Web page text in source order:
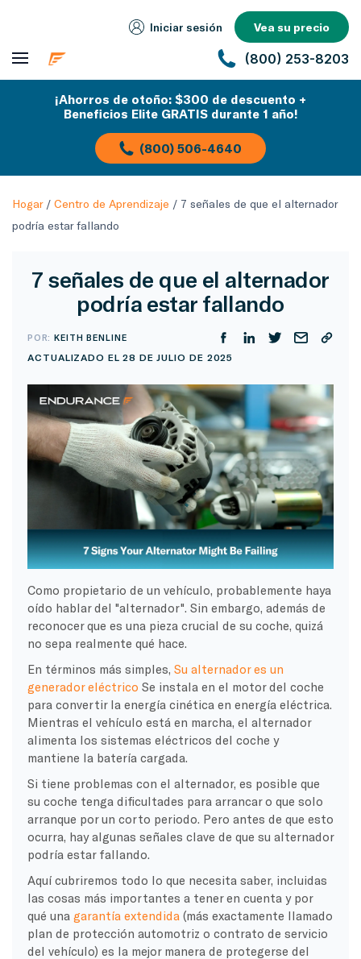
Iniciar sesión Vea su precio
(800) 253-8203
¡Ahorros de otoño: $300 de descuento +
Beneficios Elite GRATIS durante 1 año!
(800) 506-4640
Hogar/ Centro de Aprendizaje / 7 señales de que el alternador
podría estar fallando
7 señales de que el alternador
podría estar fallando
POR:KEITH BENLINE
ACTUALIZADO EL 28 DE JULIO DE 2025
Como propietario de un vehículo, probablemente haya
oído hablar del "alternador". Sin embargo, además de
reconocer que es una pieza crucial de su coche, quizá
no sepa realmente qué hace.
En términos más simples, Su alternador es un
generador eléctrico Se instala en el motor del coche
para convertir la energía cinética en energía eléctrica.
Mientras el vehículo está en marcha, el alternador
alimenta los sistemas eléctricos del coche y
mantiene la batería cargada.
Si tiene problemas con el alternador, es posible que
su coche tenga dificultades para arrancar o que solo
arranque por un corto periodo. Pero antes de que esto
ocurra, hay algunas señales clave de que su alternador
podría estar fallando.
Aquí cubriremos todo lo que necesita saber, incluidas
las cosas más importantes a tener en cuenta y por
qué una garantía extendida (más exactamente llamado
plan de protección automotriz o contrato de servicio
del vehículo) es la mejor manera de protegerse del